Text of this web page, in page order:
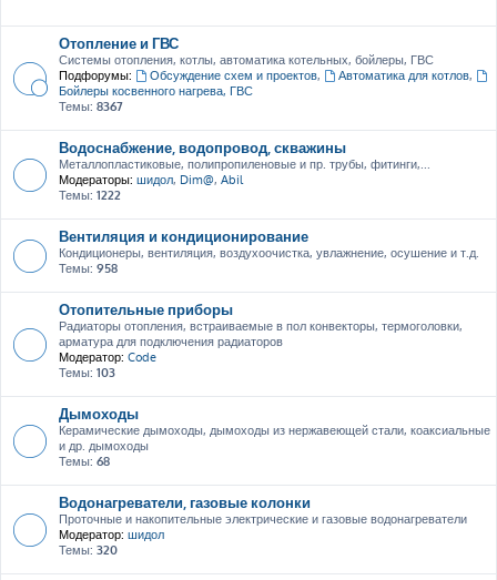
Отопление и ГВС
Системы отопления, котлы, автоматика котельных, бойлеры, ГВС
Подфорумы:
Обсуждение схем и проектов, Автоматика для котлов,
Бойлеры косвенного нагрева, ГВС
Темы: 8367
Водоснабжение, водопровод, скважины
Металлопластиковые, полипропиленовые и пр. трубы, фитинги,...
Модераторы: шидол, Dim@, Abil
Темы: 1222
Вентиляция и кондиционирование
Кондиционеры, вентиляция, воздухоочистка, увлажнение, осушение и т.д.
Темы: 958
Отопительные приборы
Радиаторы отопления, встраиваемые в пол конвекторы, термоголовки,
арматура для подключения радиаторов
Модератор: Code
Темы: 103
Дымоходы
Керамические дымоходы, дымоходы из нержавеющей стали, коаксиальные
и др. дымоходы
Темы: 68
Водонагреватели, газовые колонки
Проточные и накопительные электрические и газовые водонагреватели
Модератор: шидол
Темы: 320